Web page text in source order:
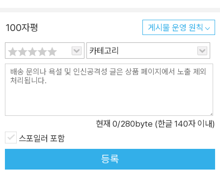
퀴벌레와 쥐가 들끓는 더러운 환경에서 지내며, 소장에게는 끊임
없이 독촉과 욕설을 듣지만 쏟아지는 책들을 생각하면 반복되는
노동도 견딜 만하다. 귀한 책들은 따로 모으다보니 그의 아파트는
수톤의 책으로 가득차 있다. 여차하면 무너질 듯이 아슬아슬하게
쌓인 책들은 그의 고독한 삶에서 나름의 행복을 느끼게 해주는 유
차, 그리고 어느 날 우연히 그와 함께 지내게 된 집시 여자. 그는
그런 추억들을 회상하며 마치 시시포스의 신화처럼 끊임없이 노
동을 지속해나간다. 그 일을 견디려면 매일 수리터의 맥주를 마셔
야 할 정도로 고되지만, 그는 삼십오 년간 그 일을 해왔으며, 퇴직
100자평 게시물 운영 원칙
카테고리
현재 0/280byte (한글 140자 이내)
스포일러 포함
등록